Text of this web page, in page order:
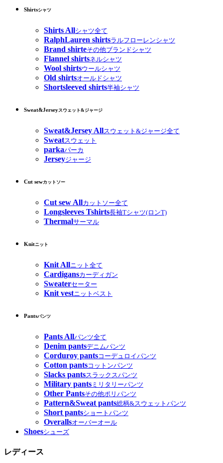
Shirtsシャツ
Shirts Allシャツ全て
RalphLauren shirtsラルフローレンシャツ
Brand shirteその他ブランドシャツ
Flannel shirtsネルシャツ
Wool shirtsウールシャツ
Old shirtsオールドシャツ
Shortsleeved shirts半袖シャツ
Sweat&Jerseyスウェット&ジャージ
Sweat&Jersey Allスウェット&ジャージ全て
Sweatスウェット
parkaパーカ
Jerseyジャージ
Cut sewカットソー
Cut sew Allカットソー全て
Longsleeves Tshirts長袖Tシャツ(ロンT)
Thermalサーマル
Knitニット
Knit Allニット全て
Cardigansカーディガン
Sweaterセーター
Knit vestニットベスト
Pantsパンツ
Pants Allパンツ全て
Denim pantsデニムパンツ
Corduroy pantsコーデュロイパンツ
Cotton pantsコットンパンツ
Slacks pantsスラックスパンツ
Military pants ミリタリーパンツ
Other Pantsその他ポリパンツ
Pattern&Sweat pants総柄&スウェットパンツ
Short pantsショートパンツ
Overallsオーバーオール
Shoesシューズ
レディース